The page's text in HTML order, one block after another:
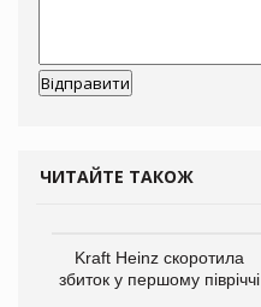
ЧИТАЙТЕ ТАКОЖ
Kraft Heinz скоротила
збиток у першому півріччі